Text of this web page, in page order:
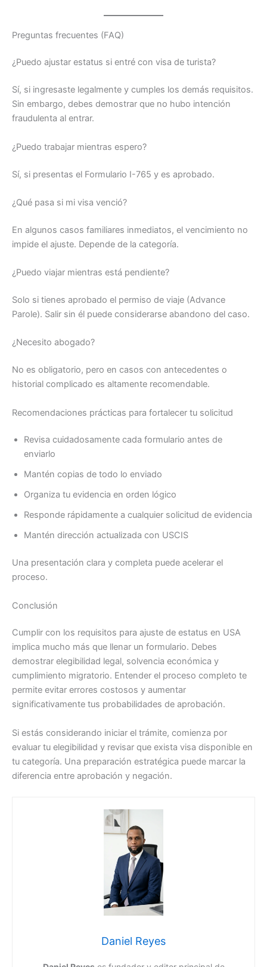
Preguntas frecuentes (FAQ)
¿Puedo ajustar estatus si entré con visa de turista?
Sí, si ingresaste legalmente y cumples los demás requisitos.
Sin embargo, debes demostrar que no hubo intención
fraudulenta al entrar.
¿Puedo trabajar mientras espero?
Sí, si presentas el Formulario I-765 y es aprobado.
¿Qué pasa si mi visa venció?
En algunos casos familiares inmediatos, el vencimiento no
impide el ajuste. Depende de la categoría.
¿Puedo viajar mientras está pendiente?
Solo si tienes aprobado el permiso de viaje (Advance
Parole). Salir sin él puede considerarse abandono del caso.
¿Necesito abogado?
No es obligatorio, pero en casos con antecedentes o
historial complicado es altamente recomendable.
Recomendaciones prácticas para fortalecer tu solicitud
Revisa cuidadosamente cada formulario antes de
enviarlo
Mantén copias de todo lo enviado
Organiza tu evidencia en orden lógico
Responde rápidamente a cualquier solicitud de evidencia
Mantén dirección actualizada con USCIS
Una presentación clara y completa puede acelerar el
proceso.
Conclusión
Cumplir con los requisitos para ajuste de estatus en USA
implica mucho más que llenar un formulario. Debes
demostrar elegibilidad legal, solvencia económica y
cumplimiento migratorio. Entender el proceso completo te
permite evitar errores costosos y aumentar
significativamente tus probabilidades de aprobación.
Si estás considerando iniciar el trámite, comienza por
evaluar tu elegibilidad y revisar que exista visa disponible en
tu categoría. Una preparación estratégica puede marcar la
diferencia entre aprobación y negación.
Daniel Reyes